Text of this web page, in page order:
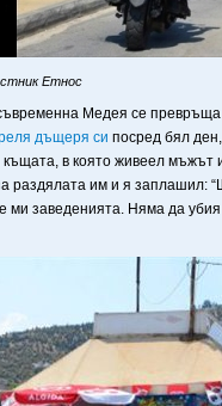
Етнос
Медея се
дъщеря си посред бял
в която живеел мъжът
раздялата им и я заплашил:
ми заведенията. Няма да